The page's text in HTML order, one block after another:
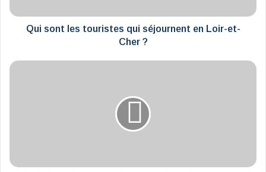
et-
CherQui sont les touristes qui séjournent en Loir-et-
Cher ?
Depuis
vite